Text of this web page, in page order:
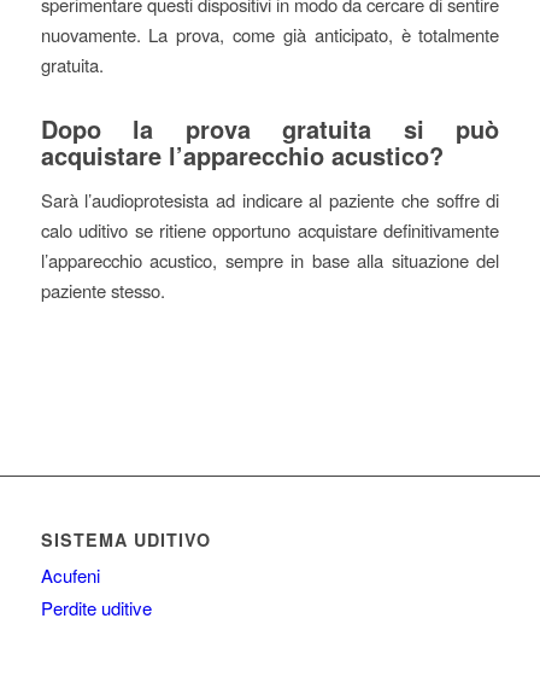
nuovamente. La prova, come già anticipato, è totalmente
gratuita.
Dopo la prova gratuita si può
acquistare l’apparecchio acustico?
Sarà l’audioprotesista ad indicare al paziente che soffre di
calo uditivo se ritiene opportuno acquistare definitivamente
l’apparecchio acustico, sempre in base alla situazione del
paziente stesso.
SISTEMA UDITIVO
Acufeni
Perdite uditive